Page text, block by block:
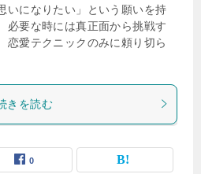
いになりたい」という願いを持
必要な時には真正面から挑戦す
恋愛テクニックのみに頼り切ら
きを読む
0